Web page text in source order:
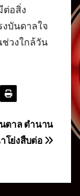
ต่อสิ่ง
บันดาลใจ
วงใกล้วัน
นตาล ตำนาน
โย่งสืบต่อ